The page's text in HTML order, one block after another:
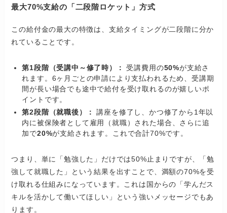
最大70%支給の「二段階ロケット」方式
この給付金の最大の特徴は、支給タイミングが二段階に分か
れていることです。
第1段階（受講中～修了時）： 受講費用の50%が支給さ
れます。6ヶ月ごとの申請により支払われるため、受講期
間が長い場合でも途中で給付を受け取れるのが嬉しいポ
イントです。
第2段階（就職後）：
講座を修了し、かつ修了から1年以
内に被保険者として雇用（就職）された場合、さらに追
加で20%が支給されます。これで合計70%です。
つまり、単に「勉強した」だけでは50%止まりですが、「勉
強して就職した」という結果を出すことで、満額の70%を受
け取れる仕組みになっています。これは国からの「学んだス
キルを活かして働いてほしい」という強いメッセージでもあ
ります。